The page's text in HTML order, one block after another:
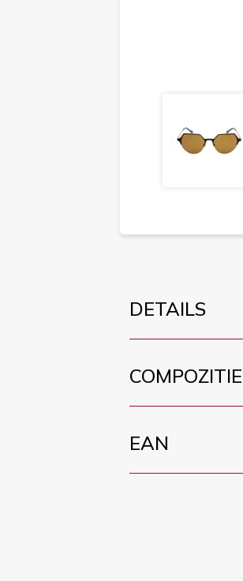
DETAILS
COMPOZITIE
EAN